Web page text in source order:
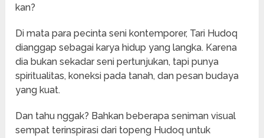
kan?
Di mata para pecinta seni kontemporer, Tari Hudoq
dianggap sebagai karya hidup yang langka. Karena
dia bukan sekadar seni pertunjukan, tapi punya
spiritualitas, koneksi pada tanah, dan pesan budaya
yang kuat.
Dan tahu nggak? Bahkan beberapa seniman visual
sempat terinspirasi dari topeng Hudoq untuk